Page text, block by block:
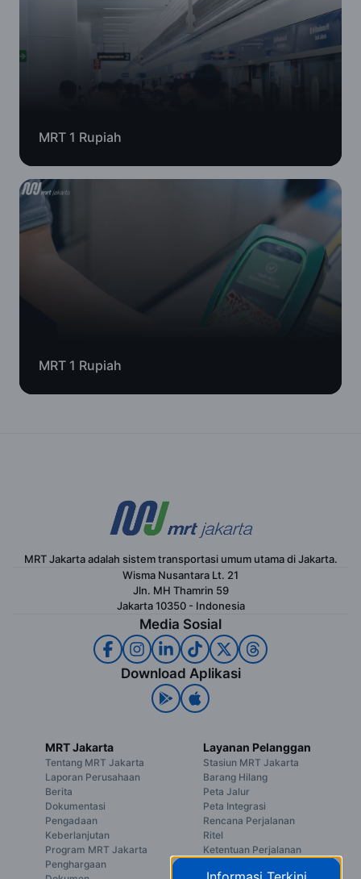
MRT 1 Rupiah
MRT 1 Rupiah
MRT Jakarta adalah sistem transportasi umum utama di Jakarta.
Wisma Nusantara Lt. 21
Jln. MH Thamrin 59
Jakarta 10350 - Indonesia
Media Sosial
Download Aplikasi
MRT Jakarta
Tentang MRT Jakarta
Laporan Perusahaan
Berita
Dokumentasi
Pengadaan
Keberlanjutan
Program MRT Jakarta
Penghargaan
Layanan Pelanggan
Stasiun MRT Jakarta
Barang Hilang
Peta Jalur
Peta Integrasi
Rencana Perjalanan
Ritel
Ketentuan Perjalanan